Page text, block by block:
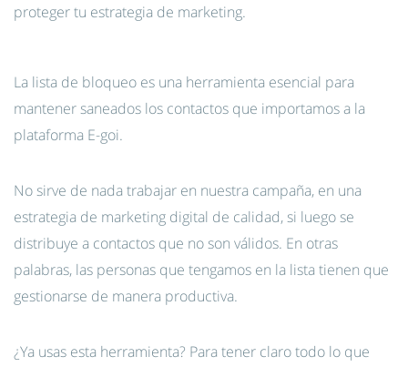
proteger tu estrategia de marketing.
La lista de bloqueo es una herramienta esencial para
mantener saneados los contactos que importamos a la
plataforma E-goi.
No sirve de nada trabajar en nuestra campaña, en una
estrategia de marketing digital de calidad, si luego se
distribuye a contactos que no son válidos. En otras
palabras, las personas que tengamos en la lista tienen que
gestionarse de manera productiva.
¿Ya usas esta herramienta? Para tener claro todo lo que